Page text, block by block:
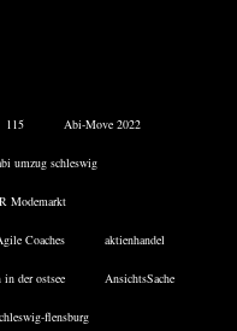
115 Abi-Move 2022
umzug schleswig
Modemarkt
Coaches aktienhandel
in der ostsee AnsichtsSache
flensburg